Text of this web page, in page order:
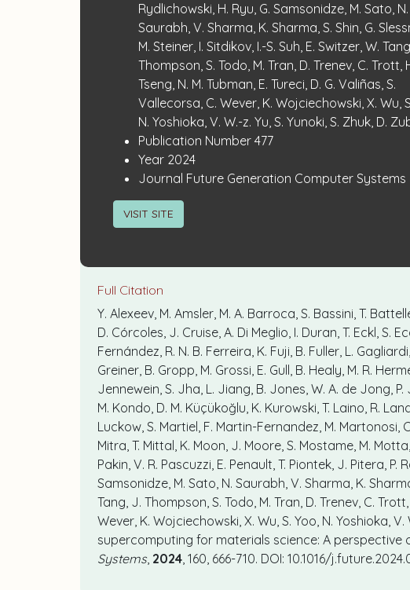
Rydlichowski, H. Ryu, G. Samsonidze, M. Sato, N.
Saurabh, V. Sharma, K. Sharma, S. Shin, G.
M. Steiner, I. Sitdikov, I.-S. Suh, E. Switzer, W.
Thompson, S. Todo, M. Tran, D. Trenev, C. Trott,
Tseng, N. M. Tubman, E. Tureci, D. G. Valiñas, S.
Vallecorsa, C. Wever, K. Wojciechowski, X. Wu,
N. Yoshioka, V. W.-z. Yu, S. Yunoki, S. Zhuk, D.
Publication Number: 477
Year: 2024
Journal Future Generation Computer Systems
VISIT SITE
Full Citation
Y. Alexeev, M. Amsler, M. A. Barroca, S. Bassini, T.
D. Córcoles, J. Cruise, A. Di Meglio, I. Duran, T. Eckl, S.
Fernández, R. N. B. Ferreira, K. Fuji, B. Fuller, L.
Greiner, B. Gropp, M. Grossi, E. Gull, B. Healy, M. R.
Jennewein, S. Jha, L. Jiang, B. Jones, W. A. de Jong,
M. Kondo, D. M. Küçükoğlu, K. Kurowski, T. Laino, R.
Luckow, S. Martiel, F. Martin-Fernandez, M. Martonosi,
Mitra, T. Mittal, K. Moon, J. Moore, S. Mostame, M.
Pakin, V. R. Pascuzzi, E. Penault, T. Piontek, J. Pitera, P.
Samsonidze, M. Sato, N. Saurabh, V. Sharma, K.
Tang, J. Thompson, S. Todo, M. Tran, D. Trenev, C.
Wever, K. Wojciechowski, X. Wu, S. Yoo, N. Yoshioka,
supercomputing for materials science: A perspective
Systems, 2024, 160, 666-710. DOI: 10.1016/